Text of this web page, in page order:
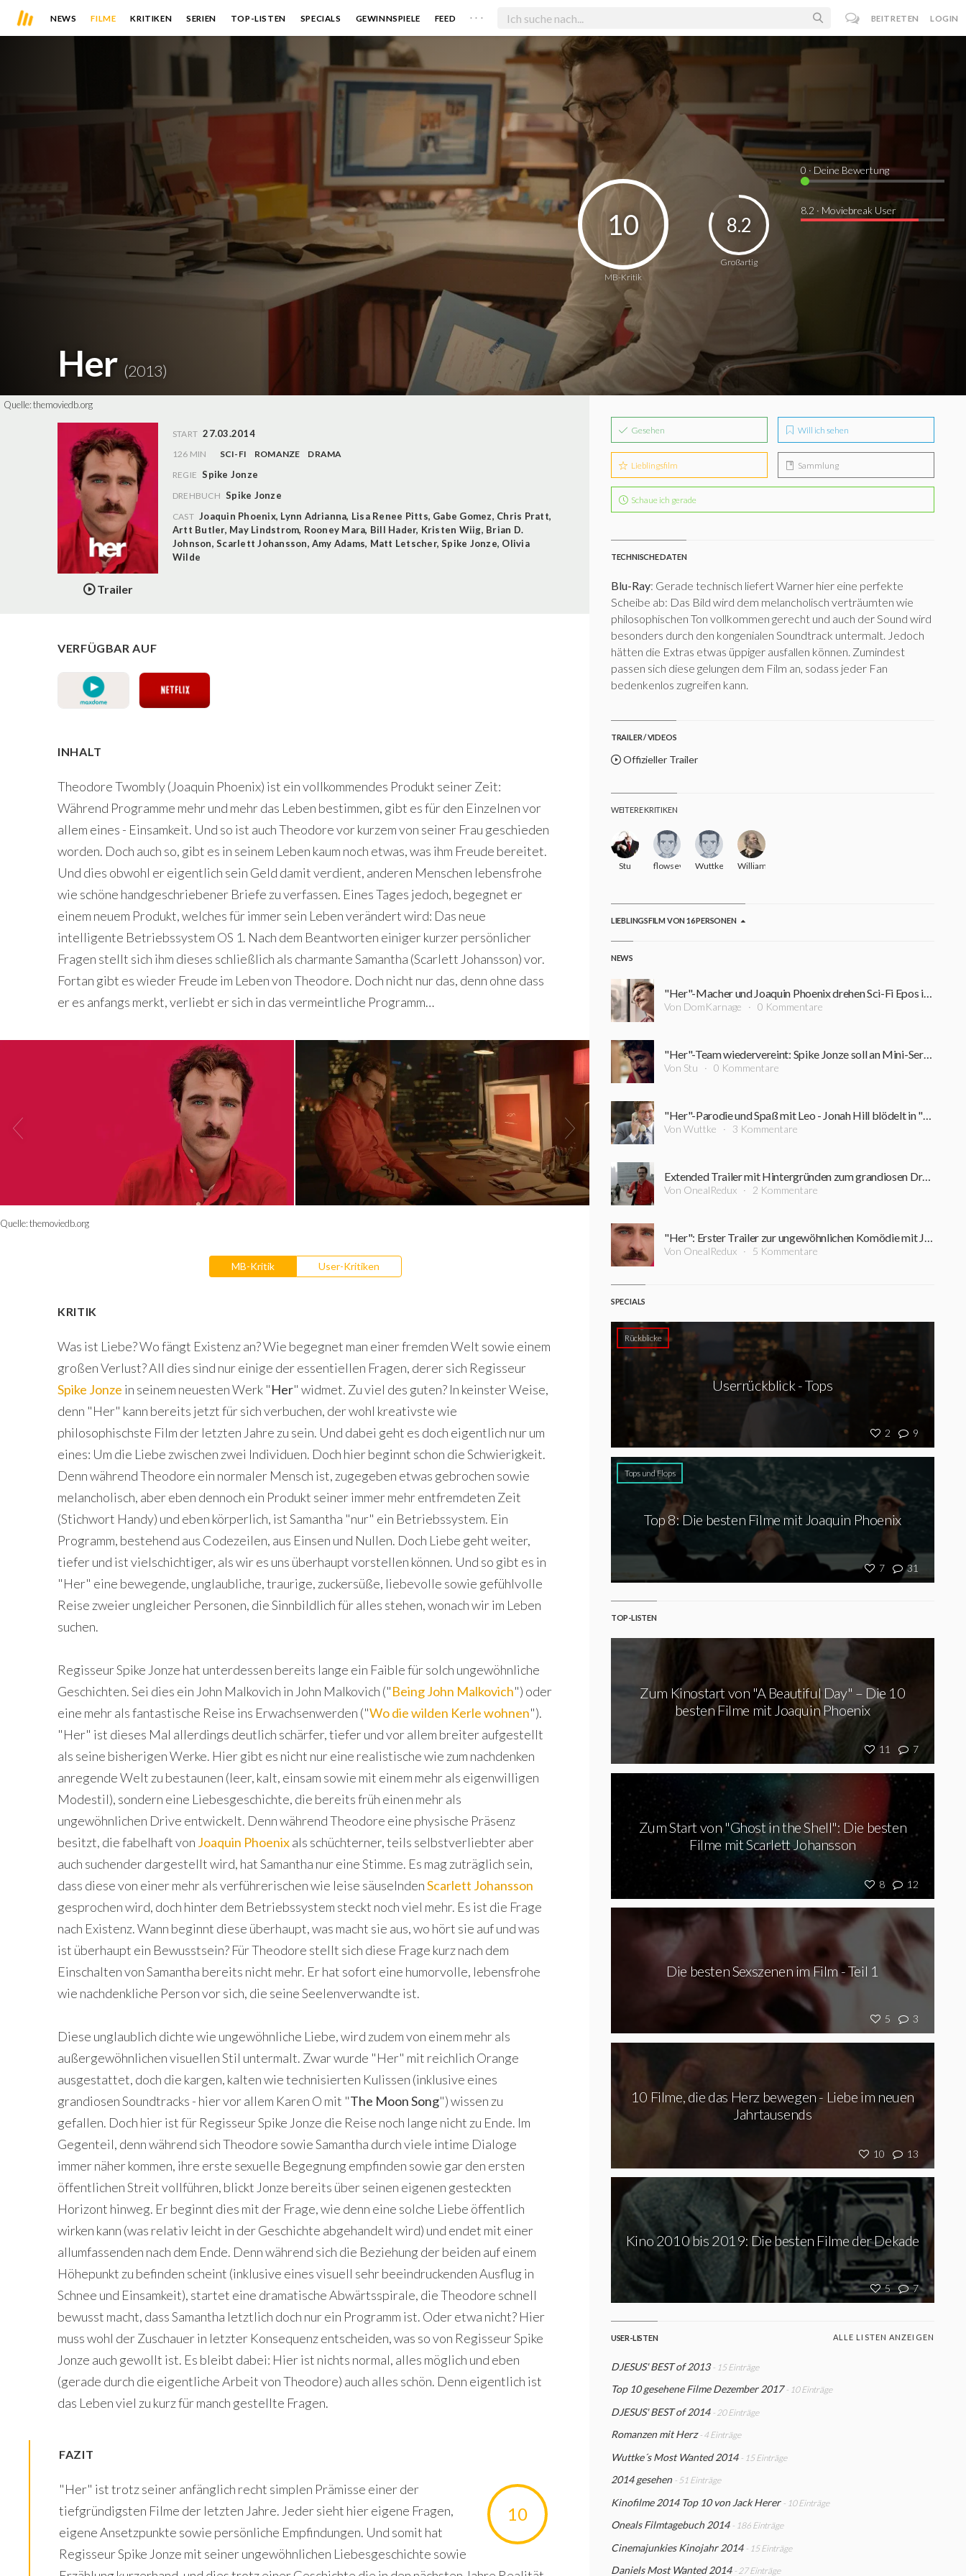
NEWS FILME KRITIKEN SERIEN TOP-LISTEN SPECIALS GEWINNSPIELE FEED . . . BEITRETEN LOGIN
Her (2013)
MB-Kritik
10
Großartig
8.2
0 · Deine Bewertung
8.2 · Moviebreak User
Quelle:themoviedb.org
Trailer
START 27.03.2014
126 MIN SCI-FI ROMANZE
DRAMA
REGIE Spike Jonze
DREHBUCH Spike Jonze
CAST Joaquin Phoenix, Lynn Adrianna, Lisa Renee Pitts, Gabe Gomez, Chris Pratt,
Artt Butler, May Lindstrom, Rooney Mara, Bill Hader, Kristen Wiig, Brian D.
Johnson,Scarlett Johansson, Amy Adams, Matt Letscher,Spike Jonze, Olivia
Wilde
VERFÜGBAR AUF
INHALT
Theodore Twombly (Joaquin Phoenix) ist ein vollkommendes Produkt seiner Zeit:
Während Programme mehr und mehr das Leben bestimmen, gibt es für den Einzelnen vor
allem eines - Einsamkeit. Und so ist auch Theodore vor kurzem von seiner Frau geschieden
worden. Doch auch so, gibt es in seinem Leben kaum noch etwas, was ihm Freude bereitet.
Und dies obwohl er eigentlich sein Geld damit verdient, anderen Menschen lebensfrohe
wie schöne handgeschriebener Briefe zu verfassen. Eines Tages jedoch, begegnet er
einem neuem Produkt, welches für immer sein Leben verändert wird: Das neue
intelligente Betriebssystem OS 1. Nach dem Beantworten einiger kurzer persönlicher
Fragen stellt sich ihm dieses schließlich als charmante Samantha (Scarlett Johansson) vor.
Fortan gibt es wieder Freude im Leben von Theodore. Doch nicht nur das, denn ohne dass
er es anfangs merkt, verliebt er sich in das vermeintliche Programm…
Quelle:themoviedb.org
MB-Kritik User-Kritiken
KRITIK
Was ist Liebe? Wo fängt Existenz an? Wie begegnet man einer fremden Welt sowie einem
großen Verlust? All dies sind nur einige der essentiellen Fragen, derer sich Regisseur
Spike Jonze in seinem neuesten Werk "Her" widmet. Zu viel des guten? In keinster Weise,
denn "Her" kann bereits jetzt für sich verbuchen, der wohl kreativste wie
philosophischste Film der letzten Jahre zu sein. Und dabei geht es doch eigentlich nur um
eines: Um die Liebe zwischen zwei Individuen. Doch hier beginnt schon die Schwierigkeit.
Denn während Theodore ein normaler Mensch ist, zugegeben etwas gebrochen sowie
melancholisch, aber eben dennoch ein Produkt seiner immer mehr entfremdeten Zeit
(Stichwort Handy) und eben körperlich, ist Samantha "nur" ein Betriebssystem. Ein
Programm, bestehend aus Codezeilen, aus Einsen und Nullen. Doch Liebe geht weiter,
tiefer und ist vielschichtiger, als wir es uns überhaupt vorstellen können. Und so gibt es in
"Her" eine bewegende, unglaubliche, traurige, zuckersüße, liebevolle sowie gefühlvolle
Reise zweier ungleicher Personen, die Sinnbildlich für alles stehen, wonach wir im Leben
suchen.
Regisseur Spike Jonze hat unterdessen bereits lange ein Faible für solch ungewöhnliche
Geschichten. Sei dies ein John Malkovich in John Malkovich ("Being John Malkovich") oder
eine mehr als fantastische Reise ins Erwachsenwerden ("Wo die wilden Kerle wohnen").
"Her" ist dieses Mal allerdings deutlich schärfer, tiefer und vor allem breiter aufgestellt
als seine bisherigen Werke. Hier gibt es nicht nur eine realistische wie zum nachdenken
anregende Welt zu bestaunen (leer, kalt, einsam sowie mit einem mehr als eigenwilligen
Modestil), sondern eine Liebesgeschichte, die bereits früh einen mehr als
ungewöhnlichen Drive entwickelt. Denn während Theodore eine physische Präsenz
besitzt, die fabelhaft von Joaquin Phoenixals schüchterner, teils selbstverliebter aber
auch suchender dargestellt wird, hat Samantha nur eine Stimme. Es mag zuträglich sein,
dass diese von einer mehr als verführerischen wie leise säuselndenScarlett Johansson
gesprochen wird, doch hinter dem Betriebssystem steckt noch viel mehr. Es ist die Frage
nach Existenz. Wann beginnt diese überhaupt, was macht sie aus, wo hört sie auf und was
ist überhaupt ein Bewusstsein? Für Theodore stellt sich diese Frage kurz nach dem
Einschalten von Samantha bereits nicht mehr. Er hat sofort eine humorvolle, lebensfrohe
wie nachdenkliche Person vor sich, die seine Seelenverwandte ist.
Diese unglaublich dichte wie ungewöhnliche Liebe, wird zudem von einem mehr als
außergewöhnlichen visuellen Stil untermalt. Zwar wurde "Her" mit reichlich Orange
ausgestattet, doch die kargen, kalten wie technisierten Kulissen (inklusive eines
grandiosen Soundtracks - hier vor allem Karen O mit "The Moon Song") wissen zu
gefallen. Doch hier ist für Regisseur Spike Jonze die Reise noch lange nicht zu Ende. Im
Gegenteil, denn während sich Theodore sowie Samantha durch viele intime Dialoge
immer näher kommen, ihre erste sexuelle Begegnung empfinden sowie gar den ersten
öffentlichen Streit vollführen, blickt Jonze bereits über seinen eigenen gesteckten
Horizont hinweg. Er beginnt dies mit der Frage, wie denn eine solche Liebe öffentlich
wirken kann (was relativ leicht in der Geschichte abgehandelt wird) und endet mit einer
allumfassenden nach dem Ende. Denn während sich die Beziehung der beiden auf einem
Höhepunkt zu befinden scheint (inklusive eines visuell sehr beeindruckenden Ausflug in
Schnee und Einsamkeit), startet eine dramatische Abwärtsspirale, die Theodore schnell
bewusst macht, dass Samantha letztlich doch nur ein Programm ist. Oder etwa nicht? Hier
muss wohl der Zuschauer in letzter Konsequenz entscheiden, was so von Regisseur Spike
Jonze auch gewollt ist. Es bleibt dabei: Hier ist nichts normal, alles möglich und eben
(gerade durch die eigentliche Arbeit von Theodore) auch alles schön. Denn eigentlich ist
das Leben viel zu kurz für manch gestellte Fragen.
FAZIT
10
"Her" ist trotz seiner anfänglich recht simplen Prämisse einer der
tiefgründigsten Filme der letzten Jahre. Jeder sieht hier eigene Fragen,
eigene Ansetzpunkte sowie persönliche Empfindungen. Und somit hat
Regisseur Spike Jonze mit seiner ungewöhnlichen Liebesgeschichte sowie
Gesehen Will ich sehen
Lieblingsfilm Sammlung
Schaue ich gerade
TECHNISCHE DATEN
Blu-Ray: Gerade technisch liefert Warner hier eine perfekte
Scheibe ab: Das Bild wird dem melancholisch verträumten wie
philosophischen Ton vollkommen gerecht und auch der Sound wird
besonders durch den kongenialen Soundtrack untermalt. Jedoch
hätten die Extras etwas üppiger ausfallen können. Zumindest
passen sich diese gelungen dem Film an, sodass jeder Fan
bedenkenlos zugreifen kann.
TRAILER / VIDEOS
Offizieller Trailer
WEITERE KRITIKEN
Stu flowseven Wuttke WilliamWhyler
LIEBLINGSFILM VON 16 PERSONEN
NEWS
"Her"-Macher und Joaquin Phoenix drehen Sci-Fi Epos in Serie für Netflix
Von DomKarnage 0 Kommentare
"Her"-Team wiedervereint: Spike Jonze soll an Mini-Serie mit Joaquin Phoenix arbeiten
Von Stu 0 Kommentare
"Her"-Parodie und Spaß mit Leo - Jonah Hill blödelt in "Saturday Night Life"
Von Wuttke 3 Kommentare
Extended Trailer mit Hintergründen zum grandiosen Drama "Her" mit Joaquin Phoenix
Von OnealRedux 2 Kommentare
"Her": Erster Trailer zur ungewöhnlichen Komödie mit Joaquin Phoenix
Von OnealRedux 5 Kommentare
SPECIALS
Rückblicke
2 9
Userrückblick - Tops
Tops und Flops
7 31
Top 8: Die besten Filme mit Joaquin Phoenix
TOP-LISTEN
11 7
Zum Kinostart von "A Beautiful Day" – Die 10
besten Filme mit Joaquin Phoenix
8 12
Zum Start von "Ghost in the Shell": Die besten
Filme mit Scarlett Johansson
5 3
Die besten Sexszenen im Film - Teil 1
10 13
10 Filme, die das Herz bewegen - Liebe im neuen
Jahrtausends
5 7
Kino 2010 bis 2019: Die besten Filme der Dekade
USER-LISTEN ALLE LISTEN ANZEIGEN
DJESUS' BEST of 2013 - 15 Einträge
Top 10 gesehene Filme Dezember 2017 - 10 Einträge
DJESUS' BEST of 2014 - 20 Einträge
Romanzen mit Herz - 4 Einträge
Wuttke´s Most Wanted 2014 - 15 Einträge
2014 gesehen - 51 Einträge
Kinofilme 2014 Top 10 von Jack Herer - 10 Einträge
Oneals Filmtagebuch 2014 - 186 Einträge
Cinemajunkies Kinojahr 2014 - 15 Einträge
Daniels Most Wanted 2014 - 27 Einträge